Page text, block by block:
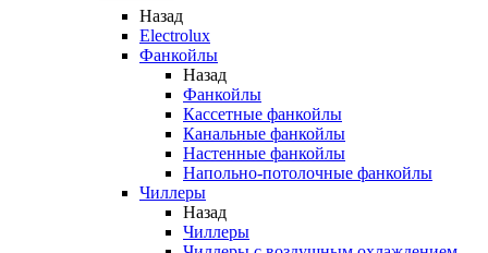
Назад
Electrolux
Фанкойлы
Назад
Фанкойлы
Кассетные фанкойлы
Канальные фанкойлы
Настенные фанкойлы
Напольно-потолочные фанкойлы
Чиллеры
Назад
Чиллеры